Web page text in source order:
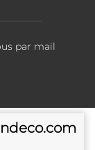
par mail